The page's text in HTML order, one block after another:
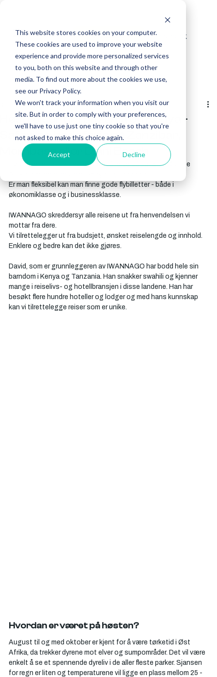
This website stores cookies on your computer.
These cookies are used to improve your website
experience and provide more personalized services
to you, both on this website and through other
media. To find out more about the cookies we use,
see our Privacy Policy.
We won't track your information when you visit our
site. But in order to comply with your preferences,
we'll have to use just one tiny cookie so that you're
not asked to make this choice again.
Accept Decline
Reis norsk
Få tilbud
Høstreiser til Tanzania og Kenya -
Safari og badeferie på Zanzibar,
Mombasa eller Diani Beach
3 min lesing
Høsten er en av de beste tidene å reise på safari til Østlige
Er man fleksibel kan man finne gode flybilletter - både i
økonomiklasse og i businessklasse.
IWANNAGO skreddersyr alle reisene ut fra henvendelsen vi
mottar fra dere.
Vi tilrettelegger ut fra budsjett, ønsket reiselengde og innhold.
Enklere og bedre kan det ikke gjøres.
David, som er grunnleggeren av IWANNAGO har bodd hele sin
barndom i Kenya og Tanzania. Han snakker swahili og kjenner
mange i reiselivs- og hotellbransjen i disse landene. Han har
besøkt flere hundre hoteller og lodger og med hans kunnskap
kan vi tilrettelegge reiser som er unike.
Hvordan er været på høsten?
August til og med oktober er kjent for å være tørketid i Øst
Afrika, da trekker dyrene mot elver og sumpområder. Det vil være
enkelt å se et spennende dyreliv i de aller fleste parker. Sjansen
for regn er liten og temperaturene vil ligge en plass mellom 25 -